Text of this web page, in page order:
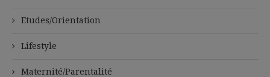
Etudes/Orientation
Lifestyle
Maternité/Parentalité